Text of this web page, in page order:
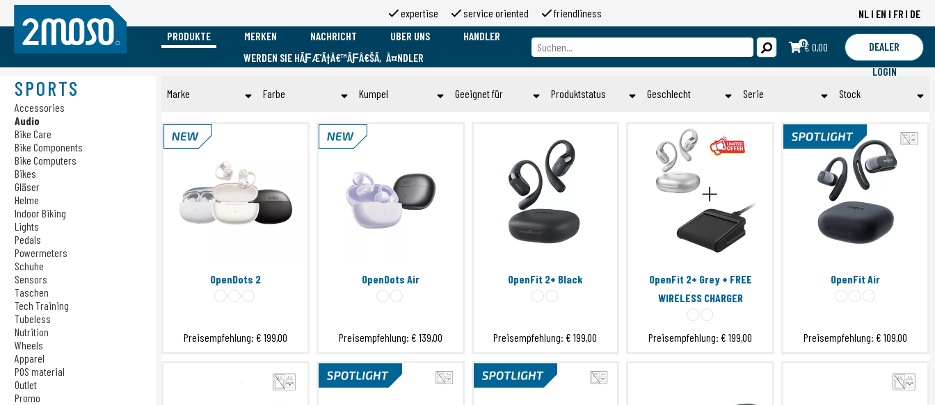
expertise service oriented friendliness NL EN FR DE
PRODUKTE
Accessories
Bike Computers
Bikes
Gläser
Helme
Powermeters
Schuhe
Taschen
Tech Training
MERKEN NACHRICHT UBER UNS
Uber 2moso
Sponsorship
Contact
HANDLER
WERDEN SIE HÃƑÆ’Ã†Â€™ÃƑÂ€ŠÃ‚Â¤NDLER
0€ 0,00
DEALER
LOGIN
SPORTS
Accessories
Audio
Bike Care
Bike Components
Bike Computers
Bikes
Gläser
Helme
Indoor Biking
Lights
Pedals
Powermeters
Schuhe
Sensors
Taschen
Tech Training
Tubeless
Nutrition
Wheels
Apparel
POS material
Outlet
Promo
Marke
Other Brands
Shokz
Submit
Farbe
Roze
Wit
Kumpel Geeignet für Produktstatus
EXPECTED
OLD
Geschlecht
Submit
Serie
OpenDots
OpenDots 2
OpenRun Mini USB-C
Stock
Op voorraad
Toepassen
OpenDots 2
Preisempfehlung: € 199,00
OpenDots Air
Preisempfehlung: € 139,00
OpenFit 2+ Black
Preisempfehlung:€ 199,00
OpenFit 2+ Grey + FREE
WIRELESS CHARGER
Preisempfehlung:€ 199,00
OpenFit Air
Preisempfehlung:€ 109,00